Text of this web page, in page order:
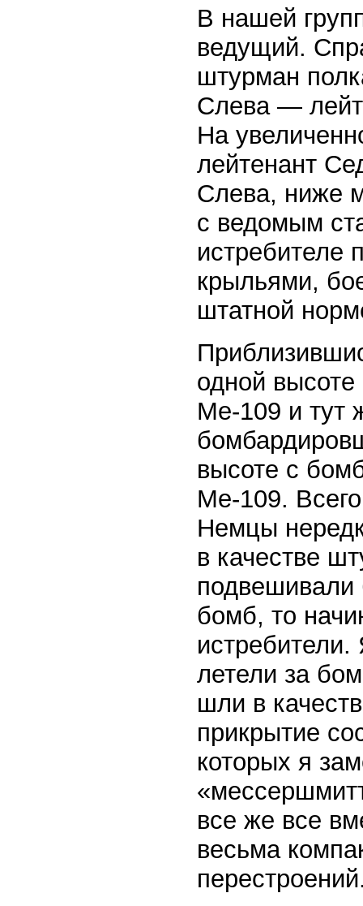
В нашей
ведущий.
штурман
Слева —
На
лейтенант
Слева, ниже
с ведомым
истребителе
крыльями,
штатной
одной
Ме-109 и тут
высоте с
Ме-109.
Немцы
в качестве
подвешивали
бомб, то
летели за
шли в
прикрытие
которых я
все же все
весьма